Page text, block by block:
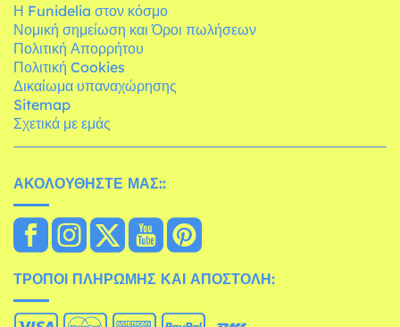
Η Funidelia στον κόσμο
Νομική σημείωση και Όροι πωλήσεων
Πολιτική Απορρήτου
Πολιτική Cookies
Δικαίωμα υπαναχώρησης
Sitemap
Σχετικά με εμάς
ΑΚΟΛΟΥΘΉΣΤΕ ΜΑΣ::
ΤΡΌΠΟΙ ΠΛΗΡΩΜΉΣ ΚΑΙ ΑΠΟΣΤΟΛΉ: